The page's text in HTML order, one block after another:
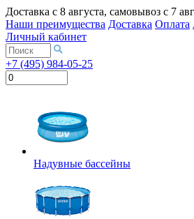
Доставка с 8 августа, самовывоз с 7
Наши преимущества Доставка Оплата
Личный кабинет
+7 (495) 984-05-25
Надувные бассейны